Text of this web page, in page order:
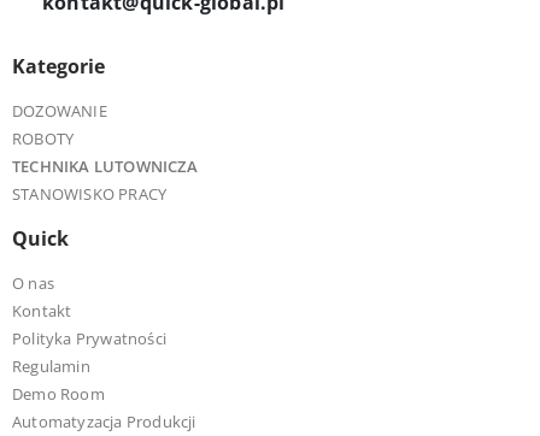
Kategorie
DOZOWANIE
ROBOTY
TECHNIKA LUTOWNICZA
STANOWISKO PRACY
Quick
O nas
Kontakt
Polityka Prywatności
Regulamin
Demo Room
Automatyzacja Produkcji